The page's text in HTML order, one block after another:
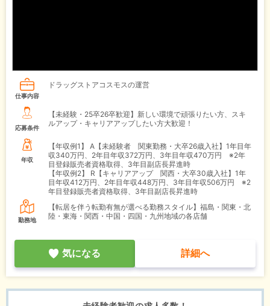
仕事内容
ドラッグストアコスモスの運営
応募条件
【未経験・25卒26卒歓迎】新しい環境で頑張りたい方、スキ
ルアップ・キャリアアップしたい方大歓迎！
年収
【年収例1】
A【未経験者 関東勤務・大卒26歳入社】1年目年
収340万円、2年目年収372万円、3年目年収470万円 ※2年
目登録販売者資格取得、3年目副店長昇進時
【年収例2】
R【キャリアアップ 関西・大卒30歳入社】1年
目年収412万円、2年目年収448万円、3年目年収506万円 ※2
年目登録販売者資格取得、3年目副店長昇進時
勤務地
【転居を伴う転勤有無が選べる勤務スタイル】福島・関東・北
陸・東海・関西・中国・四国・九州地域の各店舗
気になる 詳細へ